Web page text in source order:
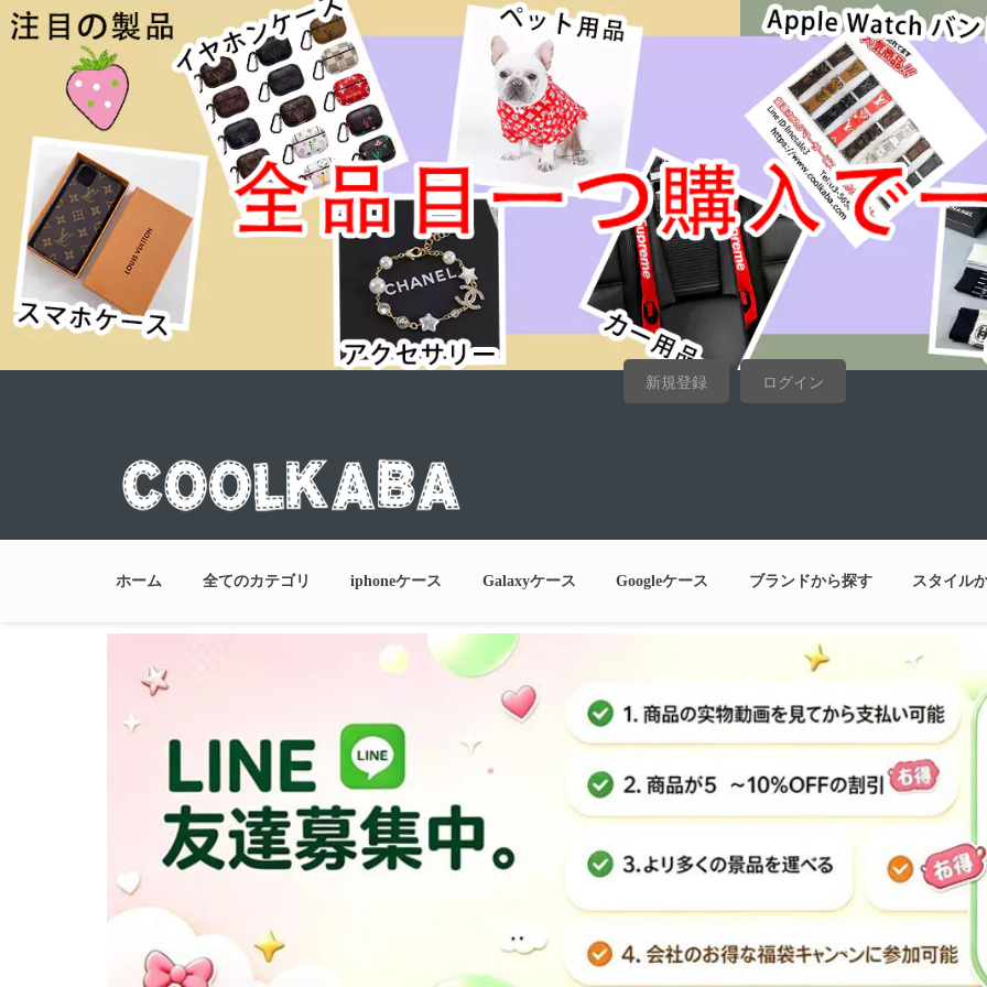
新規登録 ログイン
ホーム 全てのカテゴリ iphoneケース Galaxyケース Googleケース ブランドから探す スタイル